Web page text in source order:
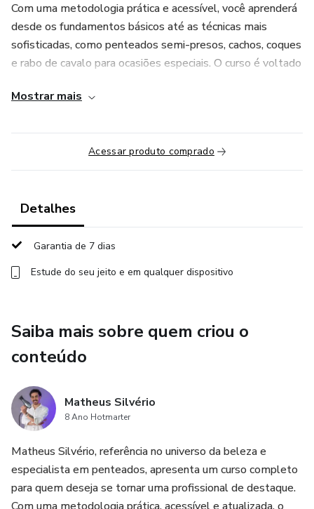
Com uma metodologia prática e acessível, você aprenderá
desde os fundamentos básicos até as técnicas mais
sofisticadas, como penteados semi-presos, cachos, coques
e rabo de cavalo para ocasiões especiais. O curso é voltado
beleza, quanto para profissionais que buscam se atualizar e
O que você vai encontrar no curso:
exclusivas com um dos maiores nomes do segmento.
Dicas de ferramentas e produtos: Descubra os melhores
Prática e suporte: Tenha acesso a exercícios práticos e
suporte para tirar todas as suas dúvidas.
Certificado de conclusão: Ao final do curso, receba um
certificado que comprova sua qualificação.
Seja para trabalhar em salões, atender como autônomo ou
simplesmente para se destacar em eventos e ocasiões
especiais, a Escola de Penteados Matheus Silvério é o
Mostrar mais
Acessar produto comprado
Detalhes
Garantia de 7 dias
Estude do seu jeito e em qualquer dispositivo
Saiba mais sobre quem criou o
conteúdo
Matheus Silvério
8 Ano Hotmarter
Matheus Silvério, referência no universo da beleza e
especialista em penteados, apresenta um curso completo
para quem deseja se tornar uma profissional de destaque.